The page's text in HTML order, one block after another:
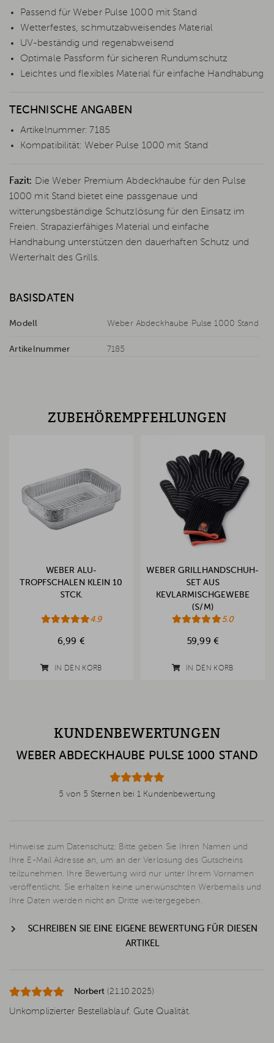
Passend für Weber Pulse 1000 mit Stand
Wetterfestes, schmutzabweisendes Material
UV-beständig und regenabweisend
Optimale Passform für sicheren Rundumschutz
Leichtes und flexibles Material für einfache Handhabung
TECHNISCHE ANGABEN
Artikelnummer: 7185
Kompatibilität: Weber Pulse 1000 mit Stand
Fazit: Die Weber Premium Abdeckhaube für den Pulse
1000 mit Stand bietet eine passgenaue und
witterungsbeständige Schutzlösung für den Einsatz im
Freien. Strapazierfähiges Material und einfache
Handhabung unterstützen den dauerhaften Schutz und
Werterhalt des Grills.
BASISDATEN
Modell Weber Abdeckhaube Pulse 1000 Stand
Artikelnummer 7185
ZUBEHÖREMPFEHLUNGEN
WEBER ALU-
TROPFSCHALEN KLEIN 10
STCK.
4.9
6,99 €
IN DEN KORB
WEBER GRILLHANDSCHUH-
SET AUS
KEVLARMISCHGEWEBE
(S/M)
5.0
59,99 €
IN DEN KORB
KUNDENBEWERTUNGEN
WEBER ABDECKHAUBE PULSE 1000 STAND
5 von 5 Sternen bei 1 Kundenbewertung
Hinweise zum Datenschutz: Bitte geben Sie Ihren Namen und
Ihre E-Mail Adresse an, um an der Verlosung des Gutscheins
teilzunehmen. Ihre Bewertung wird nur unter Ihrem Vornamen
veröffentlicht. Sie erhalten keine unerwünschten Werbemails und
Ihre Daten werden nicht an Dritte weitergegeben.
SCHREIBEN SIE EINE EIGENE BEWERTUNG FÜR DIESEN
ARTIKEL
Norbert (21.10.2025)
Unkomplizierter Bestellablauf. Gute Qualität.